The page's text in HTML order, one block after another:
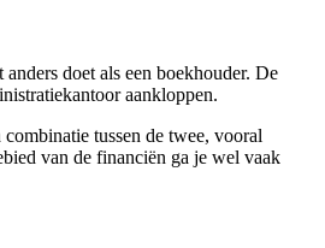
doet als een boekhouder. De
aankloppen.
tussen de twee, vooral
van de financiën ga je wel vaak